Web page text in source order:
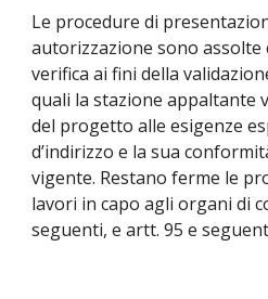
Le procedure di
autorizzazione sono
verifica ai fini della
quali la stazione appaltante
del progetto alle esigenze
d’indirizzo e la sua
vigente. Restano ferme le
lavori in capo agli organi di
seguenti, e artt. 95 e